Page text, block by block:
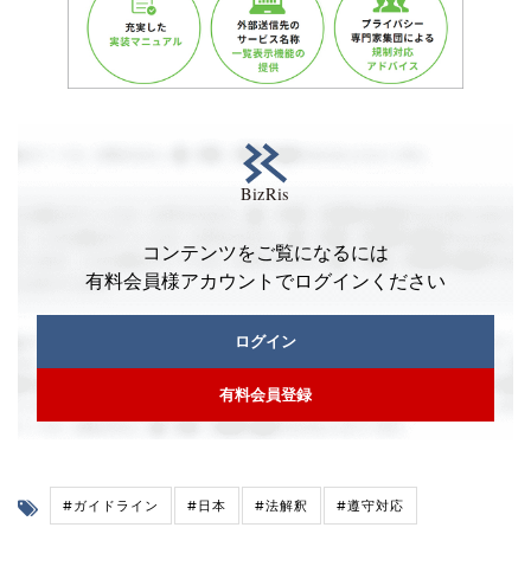
コンテンツをご覧になるには
有料会員様アカウントでログインください
ログイン
有料会員登録
#ガイドライン #日本 #法解釈 #遵守対応